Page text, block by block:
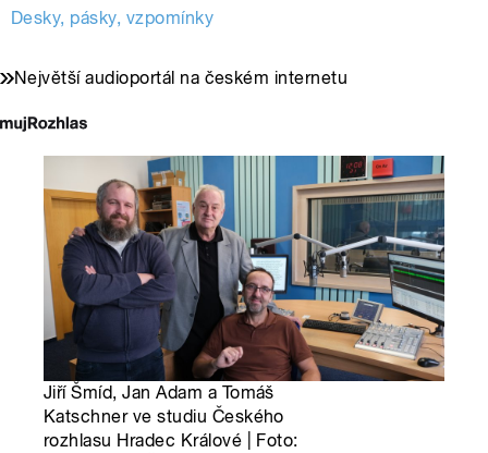
Desky, pásky, vzpomínky
Největší audioportál na českém internetu
Jiří Šmíd, Jan Adam a Tomáš
Katschner ve studiu Českého
rozhlasu Hradec Králové | Foto: